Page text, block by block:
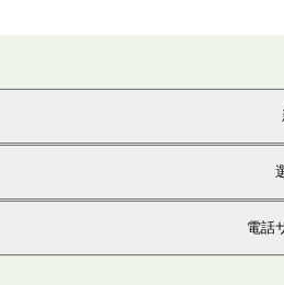
電話